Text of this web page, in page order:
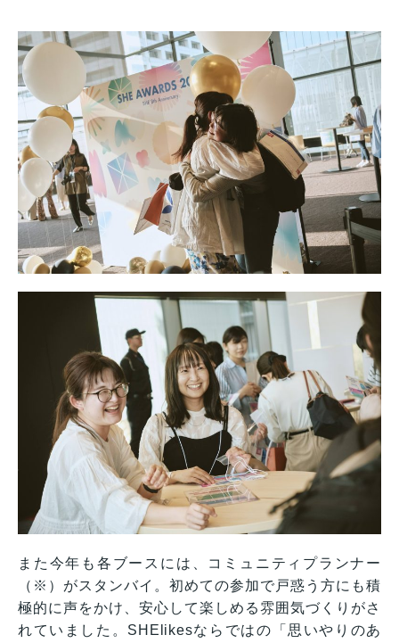
また今年も各ブースには、コミュニティプランナー
（※）がスタンバイ。初めての参加で戸惑う方にも積
極的に声をかけ、安心して楽しめる雰囲気づくりがさ
れていました。SHElikesならではの「思いやりのあ